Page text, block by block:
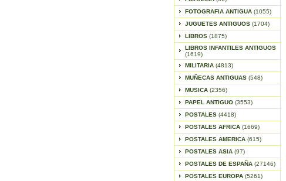
FOTOGRAFIA ANTIGUA (1055)
JUGUETES ANTIGUOS (1704)
LIBROS (1875)
LIBROS INFANTILES ANTIGUOS
(1619)
MILITARIA (4813)
MUÑECAS ANTIGUAS (548)
MUSICA (2356)
PAPEL ANTIGUO (3553)
POSTALES (4418)
POSTALES AFRICA (1669)
POSTALES AMERICA (615)
POSTALES ASIA (97)
POSTALES DE ESPAÑA (27146)
POSTALES EUROPA (5261)